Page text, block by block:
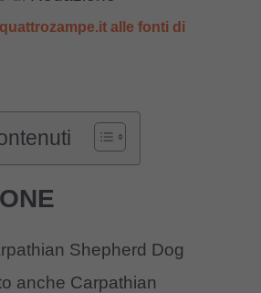
alle fonti di
Shepherd Dog
anche Carpathian